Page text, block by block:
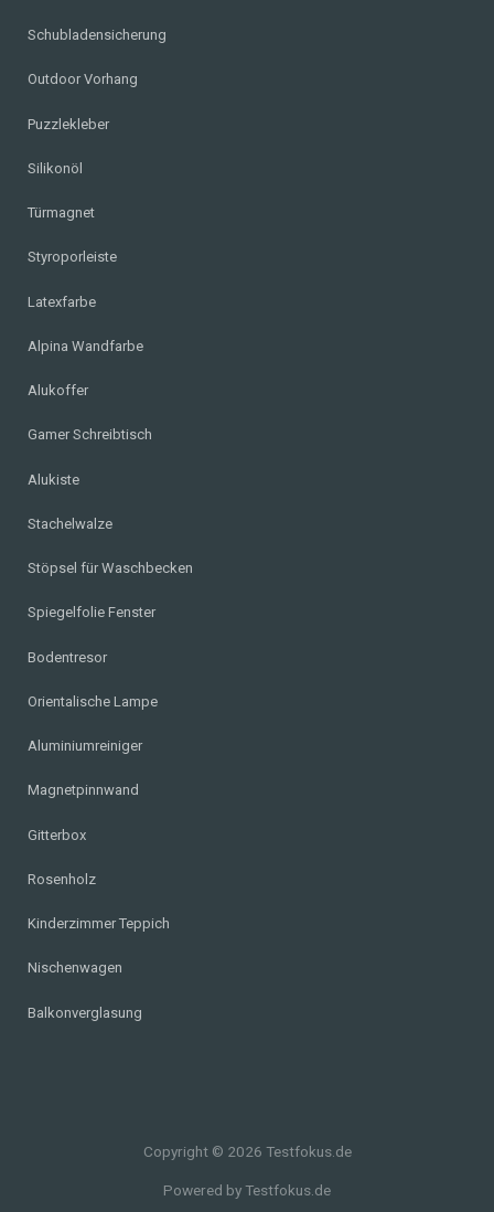
Schubladensicherung
Outdoor Vorhang
Puzzlekleber
Silikonöl
Türmagnet
Styroporleiste
Latexfarbe
Alpina Wandfarbe
Alukoffer
Gamer Schreibtisch
Alukiste
Stachelwalze
Stöpsel für Waschbecken
Spiegelfolie Fenster
Bodentresor
Orientalische Lampe
Aluminiumreiniger
Magnetpinnwand
Gitterbox
Rosenholz
Kinderzimmer Teppich
Nischenwagen
Balkonverglasung
Copyright © 2026 Testfokus.de
Powered by Testfokus.de